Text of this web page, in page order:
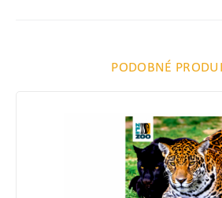
PODOBNÉ